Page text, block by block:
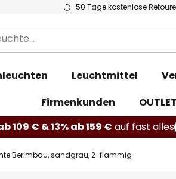
50 Tage kostenlose Retoure
Leuchtmittel
Firmenkunden
OUTLET
109 € & 13% ab 159 € auf fast alles
Berimbau, sandgrau, 2-flammig